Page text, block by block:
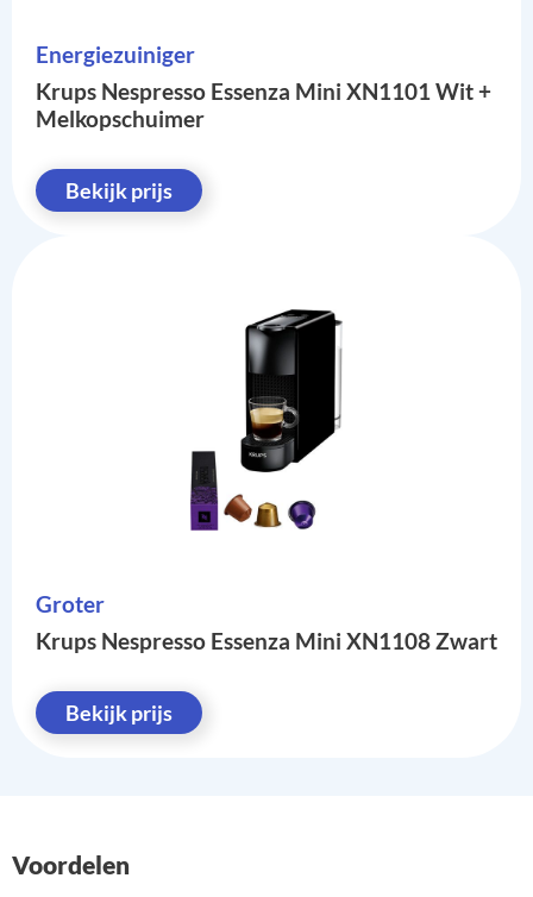
Energiezuiniger
Krups Nespresso Essenza Mini XN1101 Wit +
Melkopschuimer
Bekijk prijs
Groter
Krups Nespresso Essenza Mini XN1108 Zwart
Bekijk prijs
Voordelen